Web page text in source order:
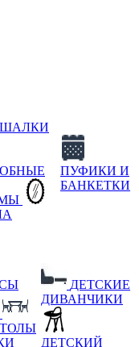
ПУФИКИ И
БАНКЕТКИ
ДЕТСКИЕ
ДИВАНЧИКИ
ДЕТСКИЙ